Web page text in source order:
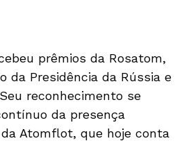
prêmios da Rosatom,
da Presidência da Rússia e
reconhecimento se
da presença
Atomflot, que hoje conta